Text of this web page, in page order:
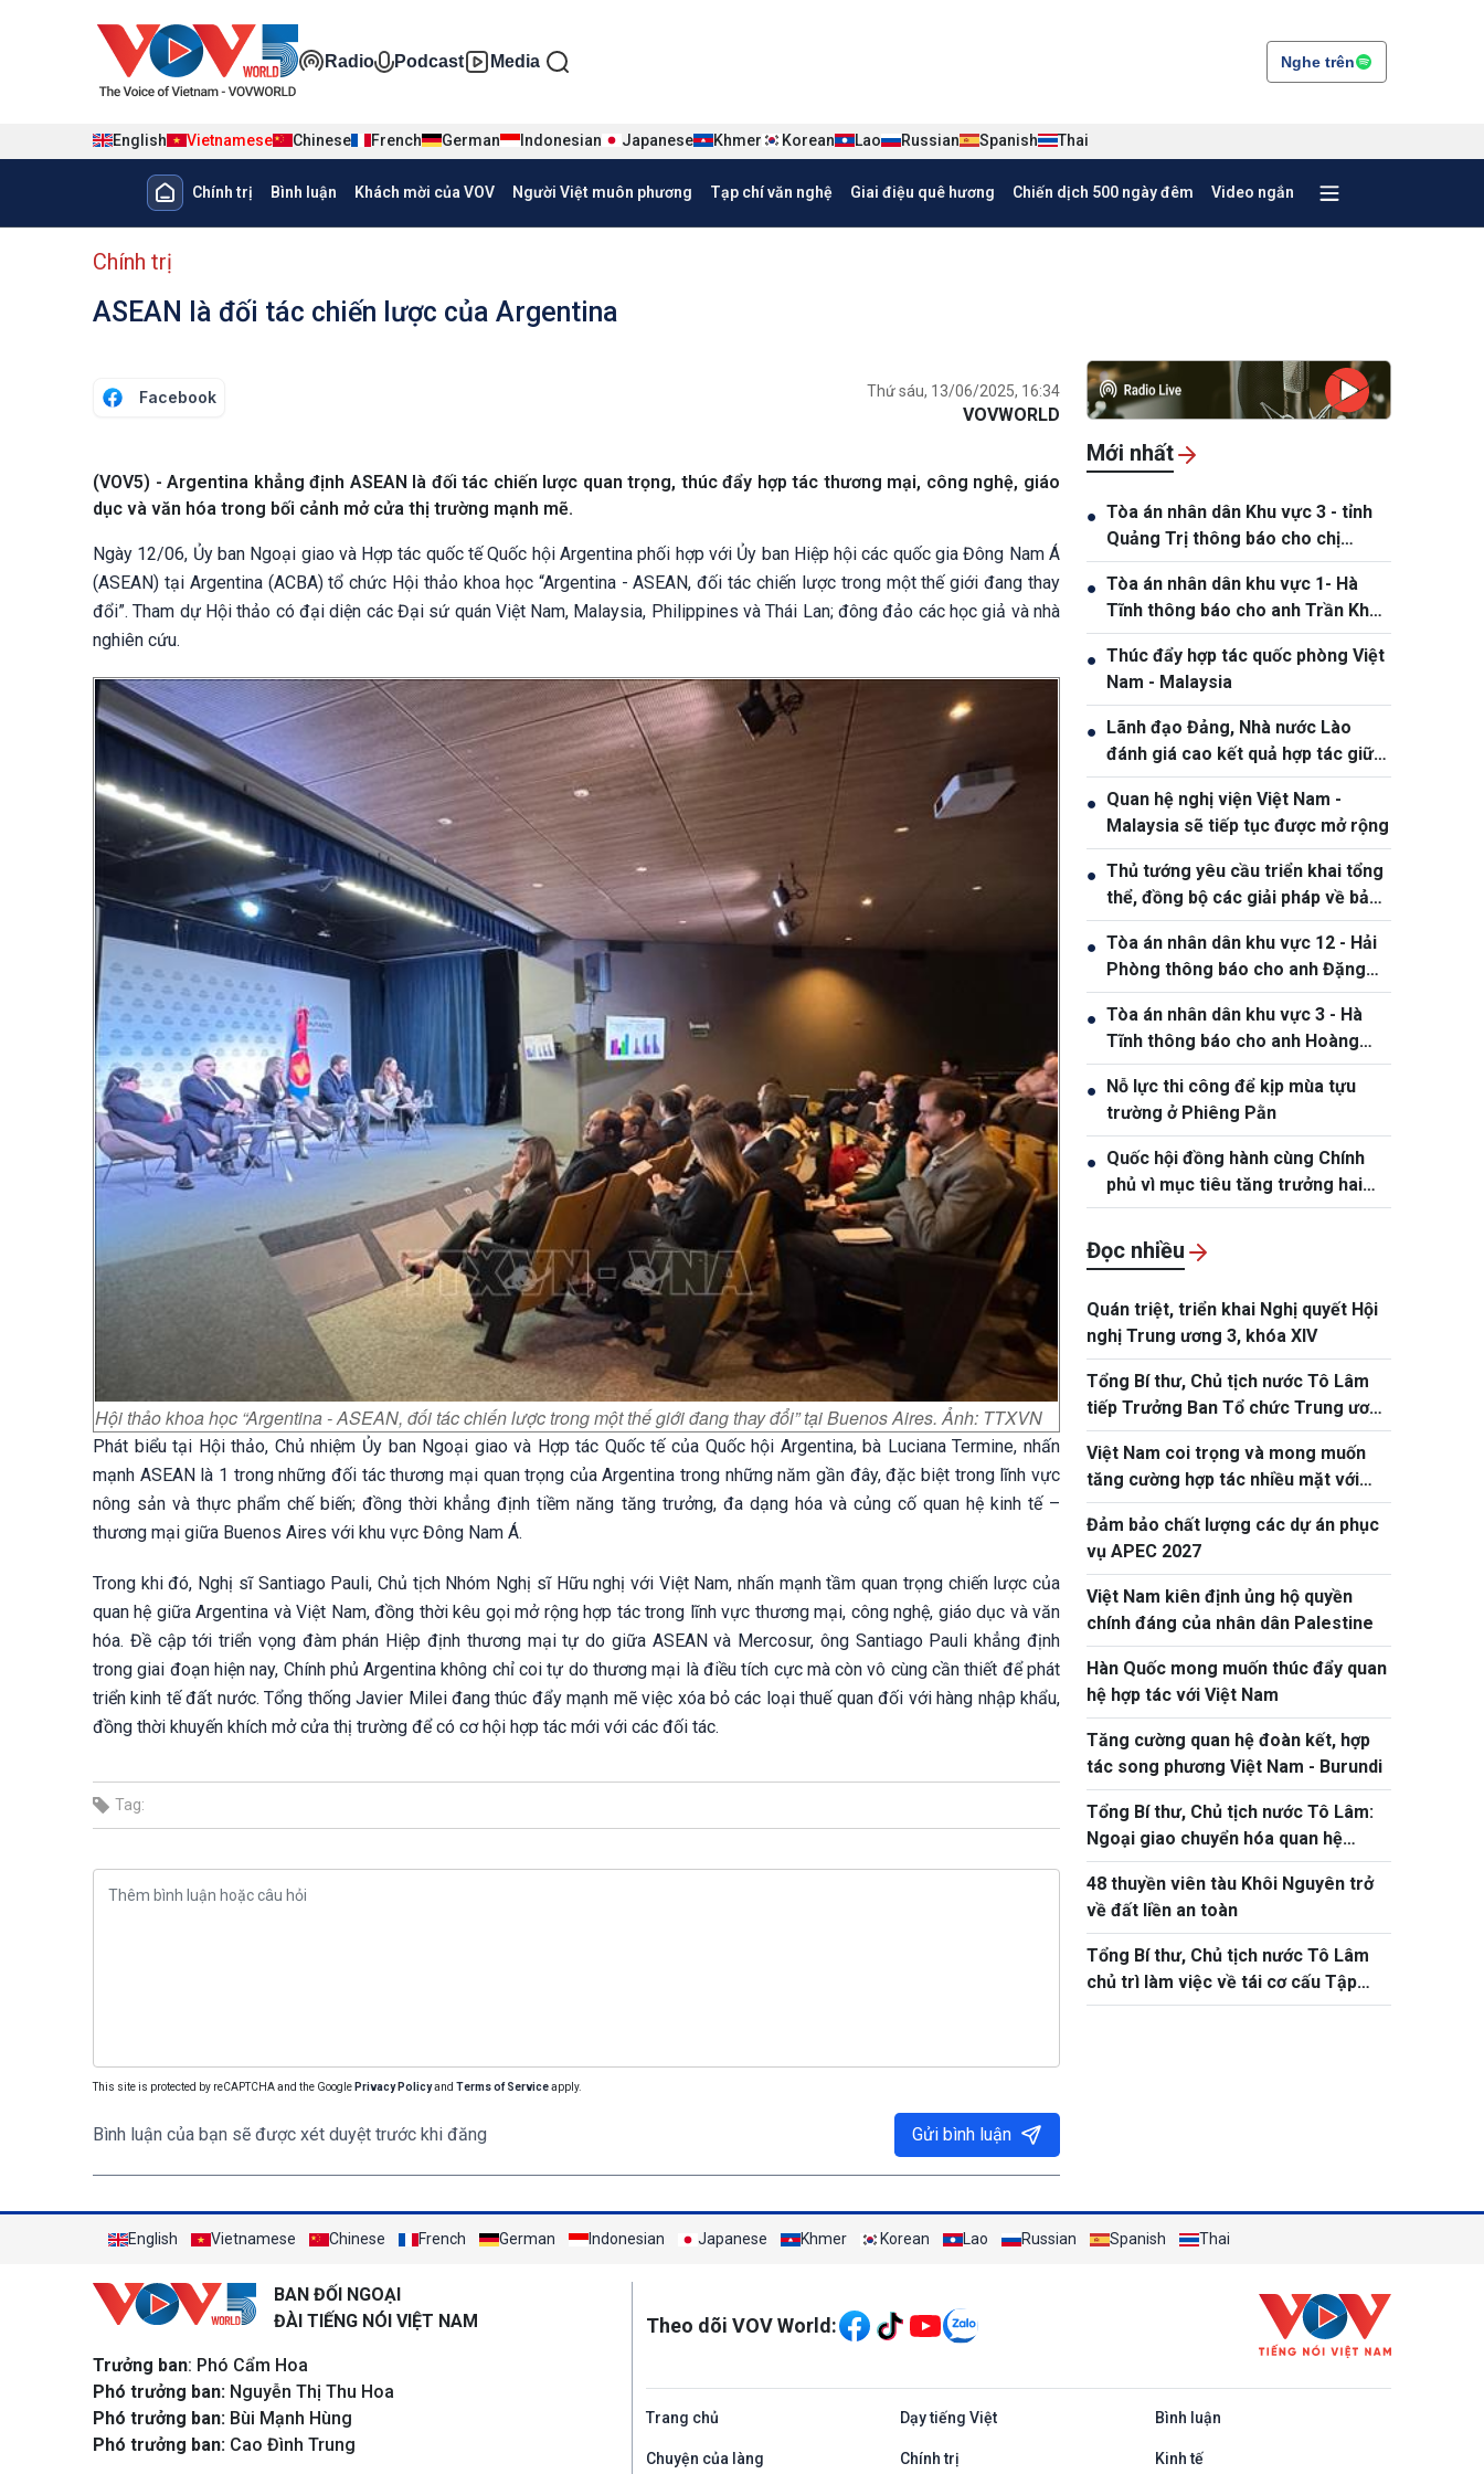
Đa phương tiện tiếng Việt
Radio Podcast Media Nghe trên
English Vietnamese Chinese French German Indonesian Japanese Khmer Korean Lao Russian Spanish Thai
Main navigation
Chính trị Bình luận Khách mời của VOV Người Việt muôn phương Tạp chí văn nghệ Giai điệu quê hương Chiến dịch 500 ngày đêm Video ngắn
menu phụ tiếng Việt
Chính trị
ASEAN là đối tác chiến lược của Argentina
Facebook Thứ sáu, 13/06/2025, 16:34
VOVWORLD
(VOV5) - Argentina khẳng định ASEAN là đối tác chiến lược quan trọng, thúc đẩy hợp tác thương mại, công nghệ, giáo
dục và văn hóa trong bối cảnh mở cửa thị trường mạnh mẽ.
Ngày 12/06, Ủy ban Ngoại giao và Hợp tác quốc tế Quốc hội Argentina phối hợp với Ủy ban Hiệp hội các quốc gia Đông Nam Á
(ASEAN) tại Argentina (ACBA) tổ chức Hội thảo khoa học “Argentina - ASEAN, đối tác chiến lược trong một thế giới đang thay
đổi”. Tham dự Hội thảo có đại diện các Đại sứ quán Việt Nam, Malaysia, Philippines và Thái Lan; đông đảo các học giả và nhà
nghiên cứu.
Hội thảo khoa học “Argentina - ASEAN, đối tác chiến lược trong một thế giới đang thay đổi” tại Buenos Aires. Ảnh: TTXVN
Phát biểu tại Hội thảo, Chủ nhiệm Ủy ban Ngoại giao và Hợp tác Quốc tế của Quốc hội Argentina, bà Luciana Termine, nhấn
mạnh ASEAN là 1 trong những đối tác thương mại quan trọng của Argentina trong những năm gần đây, đặc biệt trong lĩnh vực
nông sản và thực phẩm chế biến; đồng thời khẳng định tiềm năng tăng trưởng, đa dạng hóa và củng cố quan hệ kinh tế –
thương mại giữa Buenos Aires với khu vực Đông Nam Á.
Trong khi đó, Nghị sĩ Santiago Pauli, Chủ tịch Nhóm Nghị sĩ Hữu nghị với Việt Nam, nhấn mạnh tầm quan trọng chiến lược của
quan hệ giữa Argentina và Việt Nam, đồng thời kêu gọi mở rộng hợp tác trong lĩnh vực thương mại, công nghệ, giáo dục và văn
hóa. Đề cập tới triển vọng đàm phán Hiệp định thương mại tự do giữa ASEAN và Mercosur, ông Santiago Pauli khẳng định
trong giai đoạn hiện nay, Chính phủ Argentina không chỉ coi tự do thương mại là điều tích cực mà còn vô cùng cần thiết để phát
triển kinh tế đất nước. Tổng thống Javier Milei đang thúc đẩy mạnh mẽ việc xóa bỏ các loại thuế quan đối với hàng nhập khẩu,
đồng thời khuyến khích mở cửa thị trường để có cơ hội hợp tác mới với các đối tác.
Tag:
This site is protected by reCAPTCHA and the Google Privacy Policyand Terms of Serviceapply.
Bình luận của bạn sẽ được xét duyệt trước khi đăng Gửi bình luận
Mới nhất
● Tòa án nhân dân Khu vực 3 - tỉnh
Quảng Trị thông báo cho chị
Phạm Thị Giang, sinh ngày
19/10/1991
● Tòa án nhân dân khu vực 1- Hà
Tĩnh thông báo cho anh Trần Khắc
Thanh, sinh năm 1988
● Thúc đẩy hợp tác quốc phòng Việt
Nam - Malaysia
● Lãnh đạo Đảng, Nhà nước Lào
đánh giá cao kết quả hợp tác giữa
Quân đội hai nước Việt Nam và Lào
● Quan hệ nghị viện Việt Nam -
Malaysia sẽ tiếp tục được mở rộng
● Thủ tướng yêu cầu triển khai tổng
thể, đồng bộ các giải pháp về bảo
đảm an ninh mạng
● Tòa án nhân dân khu vực 12 - Hải
Phòng thông báo cho anh Đặng
Hồng Tiệp, sinh ngày 20/5/1989
● Tòa án nhân dân khu vực 3 - Hà
Tĩnh thông báo cho anh Hoàng
Phan Anh, sinh năm 1980
● Nỗ lực thi công để kịp mùa tựu
trường ở Phiêng Pằn
● Quốc hội đồng hành cùng Chính
phủ vì mục tiêu tăng trưởng hai
con số
Đọc nhiều
Quán triệt, triển khai Nghị quyết Hội
nghị Trung ương 3, khóa XIV
Tổng Bí thư, Chủ tịch nước Tô Lâm
tiếp Trưởng Ban Tổ chức Trung ương
Đảng Nhân dân Cách mạng Lào
Việt Nam coi trọng và mong muốn
tăng cường hợp tác nhiều mặt với
Litva
Đảm bảo chất lượng các dự án phục
vụ APEC 2027
Việt Nam kiên định ủng hộ quyền
chính đáng của nhân dân Palestine
Hàn Quốc mong muốn thúc đẩy quan
hệ hợp tác với Việt Nam
Tăng cường quan hệ đoàn kết, hợp
tác song phương Việt Nam - Burundi
Tổng Bí thư, Chủ tịch nước Tô Lâm:
Ngoại giao chuyển hóa quan hệ
thành nguồn lực phát triển thực chất
48 thuyền viên tàu Khôi Nguyên trở
về đất liền an toàn
Tổng Bí thư, Chủ tịch nước Tô Lâm
chủ trì làm việc về tái cơ cấu Tập
đoàn Than – Khoáng sản Việt Nam
English Vietnamese Chinese French German Indonesian Japanese Khmer Korean Lao Russian Spanish Thai
BAN ĐỐI NGOẠI
ĐÀI TIẾNG NÓI VIỆT NAM
Trưởng ban: Phó Cẩm Hoa
Phó trưởng ban: Nguyễn Thị Thu Hoa
Phó trưởng ban: Bùi Mạnh Hùng
Phó trưởng ban: Cao Đình Trung
Theo dõi VOV World:
Trang chủ Dạy tiếng Việt Bình luận
Chuyện của làng Chính trị Kinh tế